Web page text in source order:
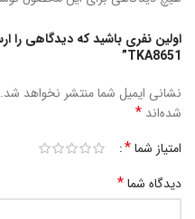
اولین نفری باشید که دیدگاهی را
TKA8651”
نشانی ایمیل شما منتشر نخواهد شد.
شده‌اند *
امتیاز شما*
دیدگاه شما*